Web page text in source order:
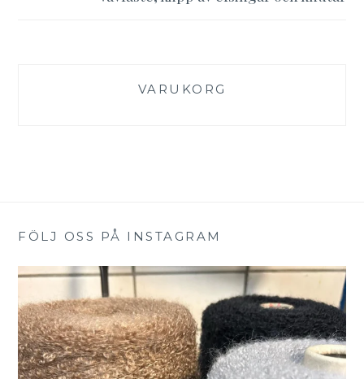
VARUKORG
FÖLJ OSS PÅ INSTAGRAM